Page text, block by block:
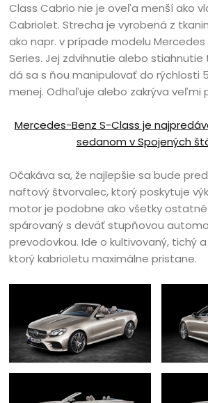
Class Cabrio nie je oveľa menší ako
Cabriolet. Strecha je vyrobená z
ako napr. v prípade modelu Mercedes
Series. Jej zdvihnutie alebo stiahnutie
dá sa s ňou manipulovať do rýchlosti
menej. Odhaľuje alebo zakrýva veľmi
Mercedes-Benz S-Class je
sedanom v Spojených
Očakáva sa, že najlepšie sa bude
naftový štvorvalec, ktorý poskytuje
motor je podobne ako všetky
spárovaný s deväť stupňovou
prevodovkou. Ide o kultivovaný, tichý
ktorý kabrioletu maximálne pristane.